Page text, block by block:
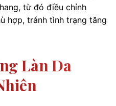
từ đó điều chỉnh
hợp, tránh tình trạng tăng
Làn Da